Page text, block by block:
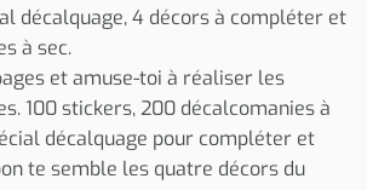
décalquage, 4 décors à compléter et
à sec.
et amuse-toi à réaliser les
100 stickers, 200 décalcomanies à
décalquage pour compléter et
te semble les quatre décors du